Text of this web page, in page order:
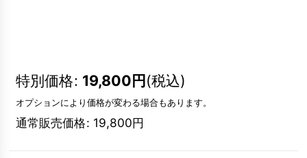
特別価格: 19,800円(税込)
オプションにより価格が変わる場合もあります。
通常販売価格: 19,800円